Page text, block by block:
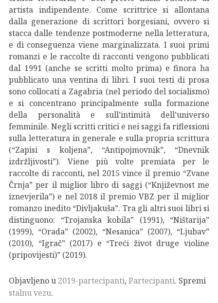
artista indipendente. Come scrittrice si allontana
dalla generazione di scrittori borgesiani, ovvero si
stacca dalle tendenze postmoderne nella letteratura,
e di conseguenza viene marginalizzata. I suoi primi
romanzi e le raccolte di racconti vengono pubblicati
dal 1991 (anche se scritti molto prima) e finora ha
pubblicato una ventina di libri. I suoi testi di prosa
sono collocati a Zagabria (nel periodo del socialismo)
e si concentrano principalmente sulla formazione
della personalità e sull’intimità dell’universo
femminile. Negli scritti critici e nei saggi fa riflessioni
sulla letteratura in generale e sulla propria scrittura
(“Zapisi s koljena”, “Antipojmovnik”, “Dnevnik
izdržljivosti”). Viene più volte premiata per le
raccolte di racconti, nel 2015 vince il premio “Zvane
Črnja” per il miglior libro di saggi (“Književnost me
iznevjerila”) e nel 2018 il premio VBZ per il miglior
romanzo inedito “Divljakuša”. Tra gli altri suoi libri si
distinguono: “Trojanska kobila” (1991), “Ništarija”
(1999), “Orada” (2002), “Nesanica” (2007), “Ljubav”
(2010), “Igrač” (2017) e “Treći život druge violine
(pripovijesti)” (2019).
Objavljeno u 2019-partecipanti, Partecipanti. Spremi
stalnu vezu.